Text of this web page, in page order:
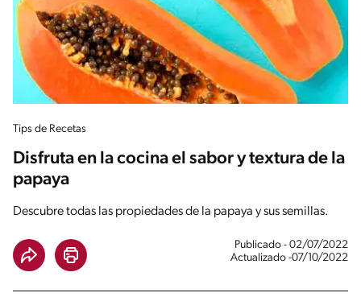
Tips de Recetas
Disfruta en la cocina el sabor y textura de la
papaya
Descubre todas las propiedades de la papaya y sus semillas.
Publicado - 02/07/2022
Actualizado -07/10/2022